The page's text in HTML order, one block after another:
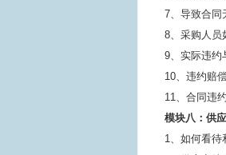
7、导致合同
8、采购人员
9、实际违约
10、违约赔
11、合同违
模块八：供
1、如何看待